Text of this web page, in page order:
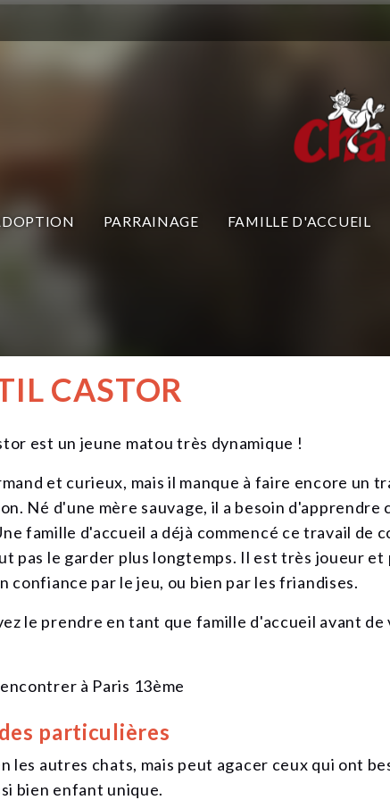
PARRAINAGE FAMILLE D'ACCUEIL
CASTOR
est un jeune matou très dynamique !
et curieux, mais il manque à faire encore un
Né d'une mère sauvage, il a besoin d'apprendre
famille d'accueil a déjà commencé ce travail de
pas le garder plus longtemps. Il est très joueur et
confiance par le jeu, ou bien par les friandises.
le prendre en tant que famille d'accueil avant de
à Paris 13ème
particulières
les autres chats, mais peut agacer ceux qui ont
bien enfant unique.